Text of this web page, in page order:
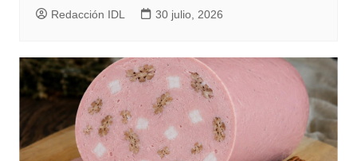
Redacción IDL 30 julio, 2026